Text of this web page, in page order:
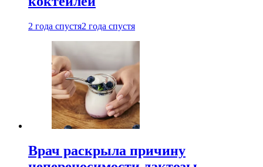
2 года спустя2 года спустя
Врач раскрыла причину